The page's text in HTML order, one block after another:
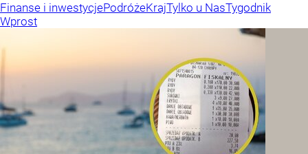
Finanse i inwestycjePodróżeKrajTylko u NasTygodnik
Wprost